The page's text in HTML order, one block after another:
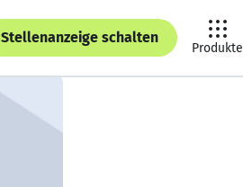
Stellenanzeige schalten
Produkte